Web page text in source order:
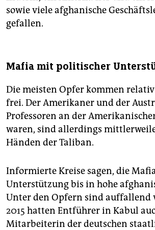
sowie viele afghanische
gefallen.
Mafia mit politischer
Die meisten Opfer kommen
frei. Der Amerikaner und der
Professoren an der
waren, sind allerdings
Händen der Taliban.
Informierte Kreise sagen, die
Unterstützung bis in hohe
Unter den Opfern sind auffallend
2015 hatten Entführer in Kabul
Mitarbeiterin der deutschen